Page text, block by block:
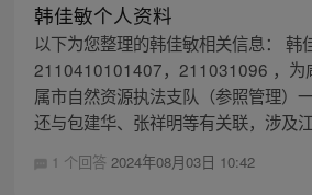
韩佳敏个人资料
以下为您整理的韩佳敏相关信息： 韩
2110410101407，211031096 ，为
属市自然资源执法支队（参照管理）
还与包建华、张祥明等有关联，涉及
1 个回答 2024年08月03日 10:42